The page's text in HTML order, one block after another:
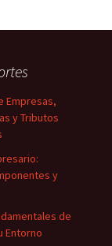
Empresas,
y Tributos
y
de
Entorno